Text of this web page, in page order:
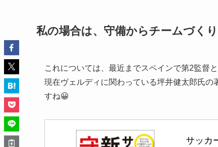
私の場合は、守備からチームづくり
これについては、最近までスペインで第2監督と
現在ヴェルディに関わっている坪井健太郎氏
すね😀
サッカ